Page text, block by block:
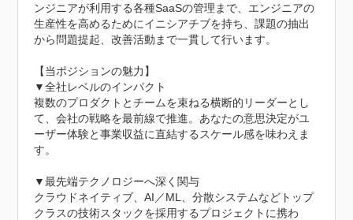
ンジニアが利用する各種SaaSの管理まで、エンジニアの
生産性を高めるためにイニシアチブを持ち、課題の抽出
から問題提起、改善活動まで一貫して行います。
【当ポジションの魅力】
▼全社レベルのインパクト
複数のプロダクトとチームを束ねる横断的リーダーとし
て、会社の戦略を最前線で推進。あなたの意思決定がユ
ーザー体験と事業収益に直結するスケール感を味わえま
す。
▼最先端テクノロジーへ深く関与
クラウドネイティブ、AI／ML、分散システムなどトップ
クラスの技術スタックを採用するプロジェクトに携わ